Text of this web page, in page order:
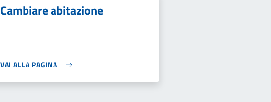
Cambiare abitazione
VAI ALLA PAGINA